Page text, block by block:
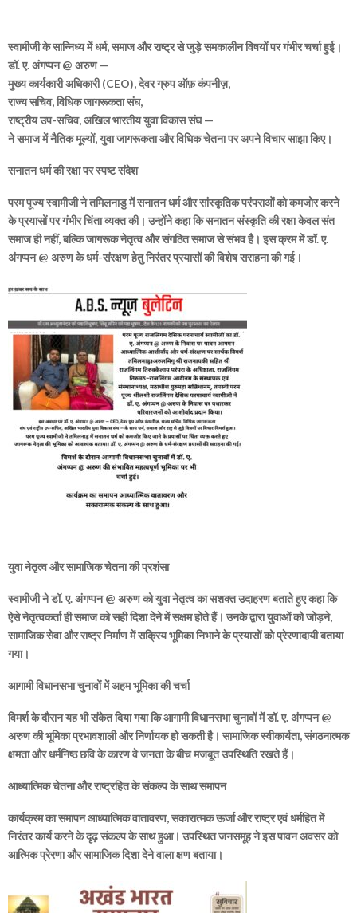
स्वामीजी के सान्निध्य में धर्म, समाज और राष्ट्र से जुड़े समकालीन विषयों पर गंभीर चर्चा हुई।
डॉ. ए. अंगप्पन @ अरुण —
मुख्य कार्यकारी अधिकारी (CEO), देवर ग्रुप ऑफ़ कंपनीज़,
राज्य सचिव, विधिक जागरूकता संघ,
राष्ट्रीय उप-सचिव, अखिल भारतीय युवा विकास संघ —
ने समाज में नैतिक मूल्यों, युवा जागरूकता और विधिक चेतना पर अपने विचार साझा किए।
सनातन धर्म की रक्षा पर स्पष्ट संदेश
परम पूज्य स्वामीजी ने तमिलनाडु में सनातन धर्म और सांस्कृतिक परंपराओं को कमजोर करने
के प्रयासों पर गंभीर चिंता व्यक्त की। उन्होंने कहा कि सनातन संस्कृति की रक्षा केवल संत
समाज ही नहीं, बल्कि जागरूक नेतृत्व और संगठित समाज से संभव है। इस क्रम में डॉ. ए.
अंगप्पन @ अरुण के धर्म-संरक्षण हेतु निरंतर प्रयासों की विशेष सराहना की गई।
युवा नेतृत्व और सामाजिक चेतना की प्रशंसा
स्वामीजी ने डॉ. ए. अंगप्पन @ अरुण को युवा नेतृत्व का सशक्त उदाहरण बताते हुए कहा कि
ऐसे नेतृत्वकर्ता ही समाज को सही दिशा देने में सक्षम होते हैं। उनके द्वारा युवाओं को जोड़ने,
सामाजिक सेवा और राष्ट्र निर्माण में सक्रिय भूमिका निभाने के प्रयासों को प्रेरणादायी बताया
गया।
आगामी विधानसभा चुनावों में अहम भूमिका की चर्चा
विमर्श के दौरान यह भी संकेत दिया गया कि आगामी विधानसभा चुनावों में डॉ. ए. अंगप्पन @
अरुण की भूमिका प्रभावशाली और निर्णायक हो सकती है। सामाजिक स्वीकार्यता, संगठनात्मक
क्षमता और धर्मनिष्ठ छवि के कारण वे जनता के बीच मजबूत उपस्थिति रखते हैं।
आध्यात्मिक चेतना और राष्ट्रहित के संकल्प के साथ समापन
कार्यक्रम का समापन आध्यात्मिक वातावरण, सकारात्मक ऊर्जा और राष्ट्र एवं धर्महित में
निरंतर कार्य करने के दृढ़ संकल्प के साथ हुआ। उपस्थित जनसमूह ने इस पावन अवसर को
आत्मिक प्रेरणा और सामाजिक दिशा देने वाला क्षण बताया।